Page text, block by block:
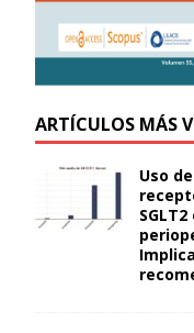
ARTÍCULOS MÁS
Uso